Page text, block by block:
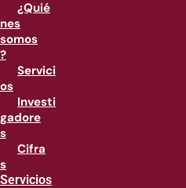
¿Quié
nes
somos
?
Servici
os
Investi
gadore
s
Cifra
s
Servicios